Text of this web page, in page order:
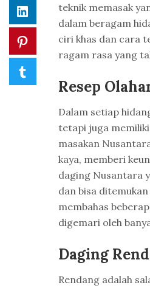
LinkedIn
Pinterest
teknik memasak
dalam beragam
ciri khas dan cara
ragam rasa yang
Resep
Dalam setiap
tetapi juga
masakan
kaya, memberi
daging Nusantara
dan bisa
membahas
digemari oleh
Daging
Rendang adalah